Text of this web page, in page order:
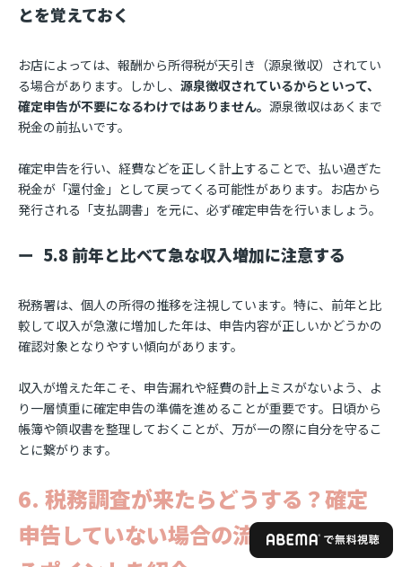
とを覚えておく
お店によっては、報酬から所得税が天引き（源泉徴収）されてい
る場合があります。しかし、 源泉徴収されているからといって、
確定申告が不要になるわけではありません。 源泉徴収はあくまで
税金の前払いです。
確定申告を行い、経費などを正しく計上することで、払い過ぎた
税金が「還付金」として戻ってくる可能性があります。お店から
発行される「支払調書」を元に、必ず確定申告を行いましょう。
5.8 前年と比べて急な収入増加に注意する
税務署は、個人の所得の推移を注視しています。特に、前年と比
較して収入が急激に増加した年は、申告内容が正しいかどうかの
確認対象となりやすい傾向があります。
収入が増えた年こそ、申告漏れや経費の計上ミスがないよう、よ
り一層慎重に確定申告の準備を進めることが重要です。日頃から
帳簿や領収書を整理しておくことが、万が一の際に自分を守るこ
とに繋がります。
6. 税務調査が来たらどうする？確定
申告していない場合の流れと質問され